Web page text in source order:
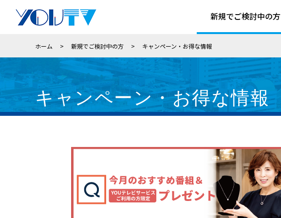
新規でご検討中の方
ホーム > 新規でご検討中の方 > キャンペーン・お得な情報
キャンペーン・お得な情報